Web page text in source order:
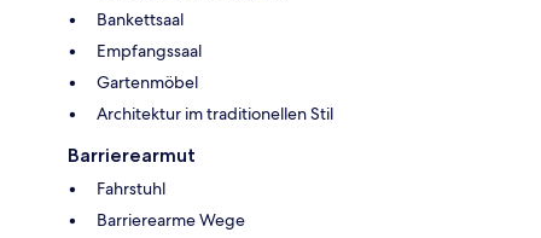
Bankettsaal
Empfangssaal
Gartenmöbel
Architektur im traditionellen Stil
Barrierearmut
Fahrstuhl
Barrierearme Wege